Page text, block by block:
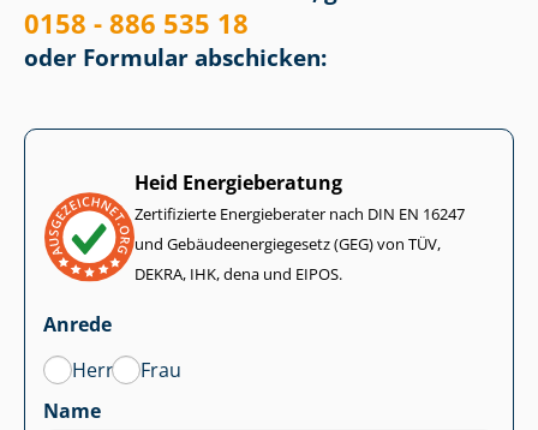
0158 - 886 535 18
oder Formular abschicken:
Heid Energieberatung
Zertifizierte Energieberater nach DIN EN 16247
und Ge­bäu­de­en­er­gie­ge­setz (GEG) von TÜV,
DEKRA, IHK, dena und EIPOS.
Anrede
Herr
Frau
Name